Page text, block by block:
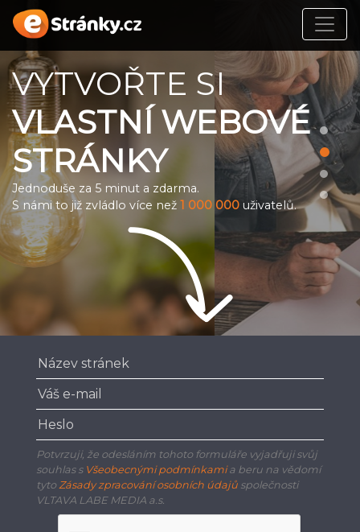
VYTVOŘTE SI
VLASTNÍ WEBOVÉ
STRÁNKY
Jednoduše za 5 minut a zdarma.
S námi to již zvládlo více než 1 000 000 uživatelů.
Potvrzuji, že odesláním tohoto formuláře vyjadřuji svůj
souhlas s Všeobecnými podmínkamia beru na vědomí
tyto Zásady zpracování osobních údajů společnosti
VLTAVA LABE MEDIA a.s.